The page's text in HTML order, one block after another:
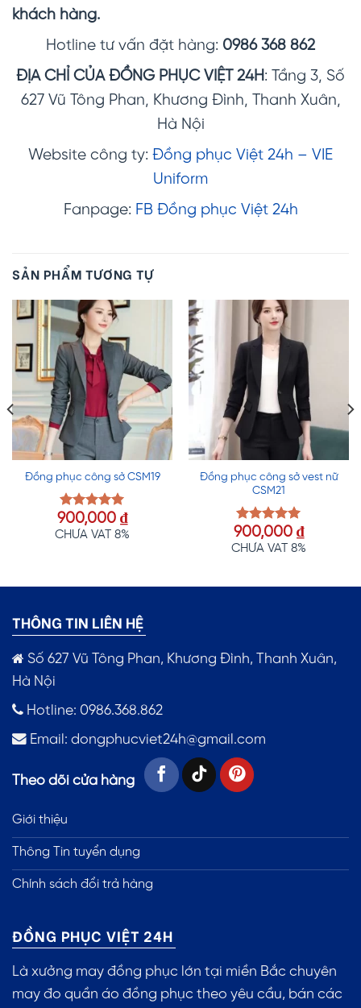
khách hàng.
Hotline tư vấn đặt hàng: 0986 368 862
ĐỊA CHỈ CỦA ĐỒNG PHỤC VIỆT 24H: Tầng 3, Số
627 Vũ Tông Phan, Khương Đình, Thanh Xuân,
Hà Nội
Website công ty: Đồng phục Việt 24h – VIE
Uniform
Fanpage: FB Đồng phục Việt 24h
SẢN PHẨM TƯƠNG TỰ
Đồng phục công sở CSM19
Được xếp
hạng5.00
900,000 ₫
CHƯA VAT 8%
Đồng phục công sở vest nữ
CSM21
Được xếp
hạng5.00
900,000 ₫
CHƯA VAT 8%
THÔNG TIN LIÊN HỆ
Số 627 Vũ Tông Phan, Khương Đình, Thanh Xuân,
Hà Nội
Hotline: 0986.368.862
Email: dongphucviet24h@gmail.com
Theo dõi cửa hàng
Giới thiệu
Thông Tin tuyển dụng
Chính sách đổi trả hàng
ĐỒNG PHỤC VIỆT 24H
Là xưởng may đồng phục lớn tại miền Bắc chuyên
may đo quần áo đồng phục theo yêu cầu, bán các